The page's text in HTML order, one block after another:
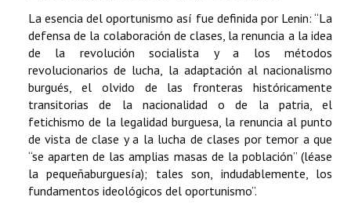
La esencia del oportunismo así fue definida por Lenin: “La
defensa de la colaboración de clases, la renuncia a la idea
de la revolución socialista y a los métodos
revolucionarios de lucha, la adaptación al nacionalismo
burgués, el olvido de las fronteras históricamente
transitorias de la nacionalidad o de la patria, el
fetichismo de la legalidad burguesa, la renuncia al punto
de vista de clase y a la lucha de clases por temor a que
“se aparten de las amplias masas de la población” (léase
la pequeñaburguesía); tales son, indudablemente, los
fundamentos ideológicos del oportunismo”.